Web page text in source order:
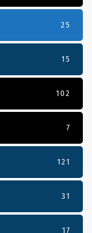
25
15
102
7
121
31
17